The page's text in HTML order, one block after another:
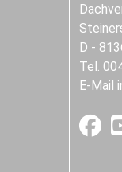
D -
Tel.
E-Mail